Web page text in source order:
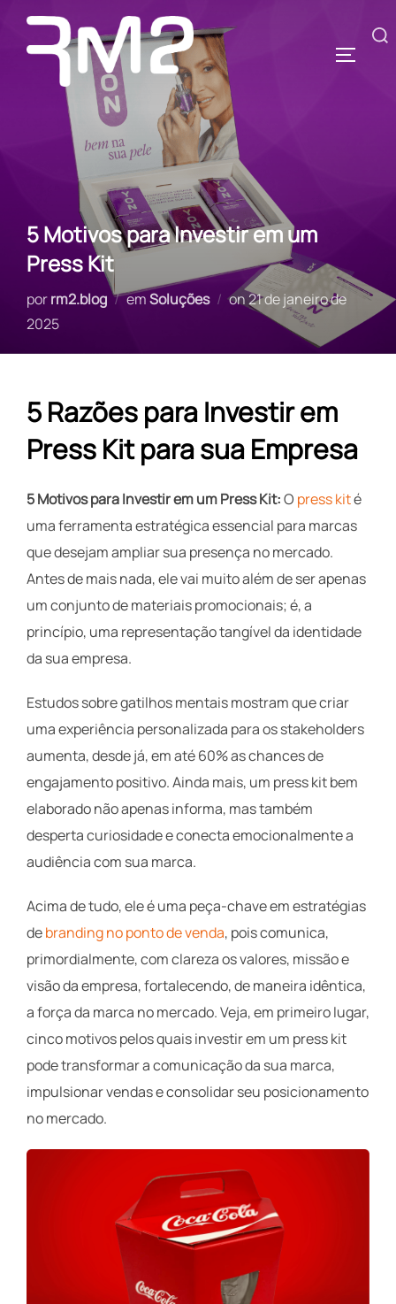
Pular
conteúdo
Pesquisar
5 Motivos para Investir em um
Press Kit
porrm2.blog emSoluções onPostado
em
21 de janeiro de
2025
5 Razões para Investir em
Press Kit para sua Empresa
5 Motivos para Investir em um Press Kit:O press kité
uma ferramenta estratégica essencial para marcas
que desejam ampliar sua presença no mercado.
Antes de mais nada, ele vai muito além de ser apenas
um conjunto de materiais promocionais; é, a
princípio, uma representação tangível da identidade
da sua empresa.
Estudos sobre gatilhos mentais mostram que criar
uma experiência personalizada para os stakeholders
aumenta, desde já, em até 60% as chances de
engajamento positivo. Ainda mais, um press kit bem
elaborado não apenas informa, mas também
desperta curiosidade e conecta emocionalmente a
audiência com sua marca.
Acima de tudo, ele é uma peça-chave em estratégias
debranding no ponto de venda, pois comunica,
primordialmente, com clareza os valores, missão e
visão da empresa, fortalecendo, de maneira idêntica,
a força da marca no mercado. Veja, em primeiro lugar,
cinco motivos pelos quais investir em um press kit
pode transformar a comunicação da sua marca,
impulsionar vendas e consolidar seu posicionamento
no mercado.